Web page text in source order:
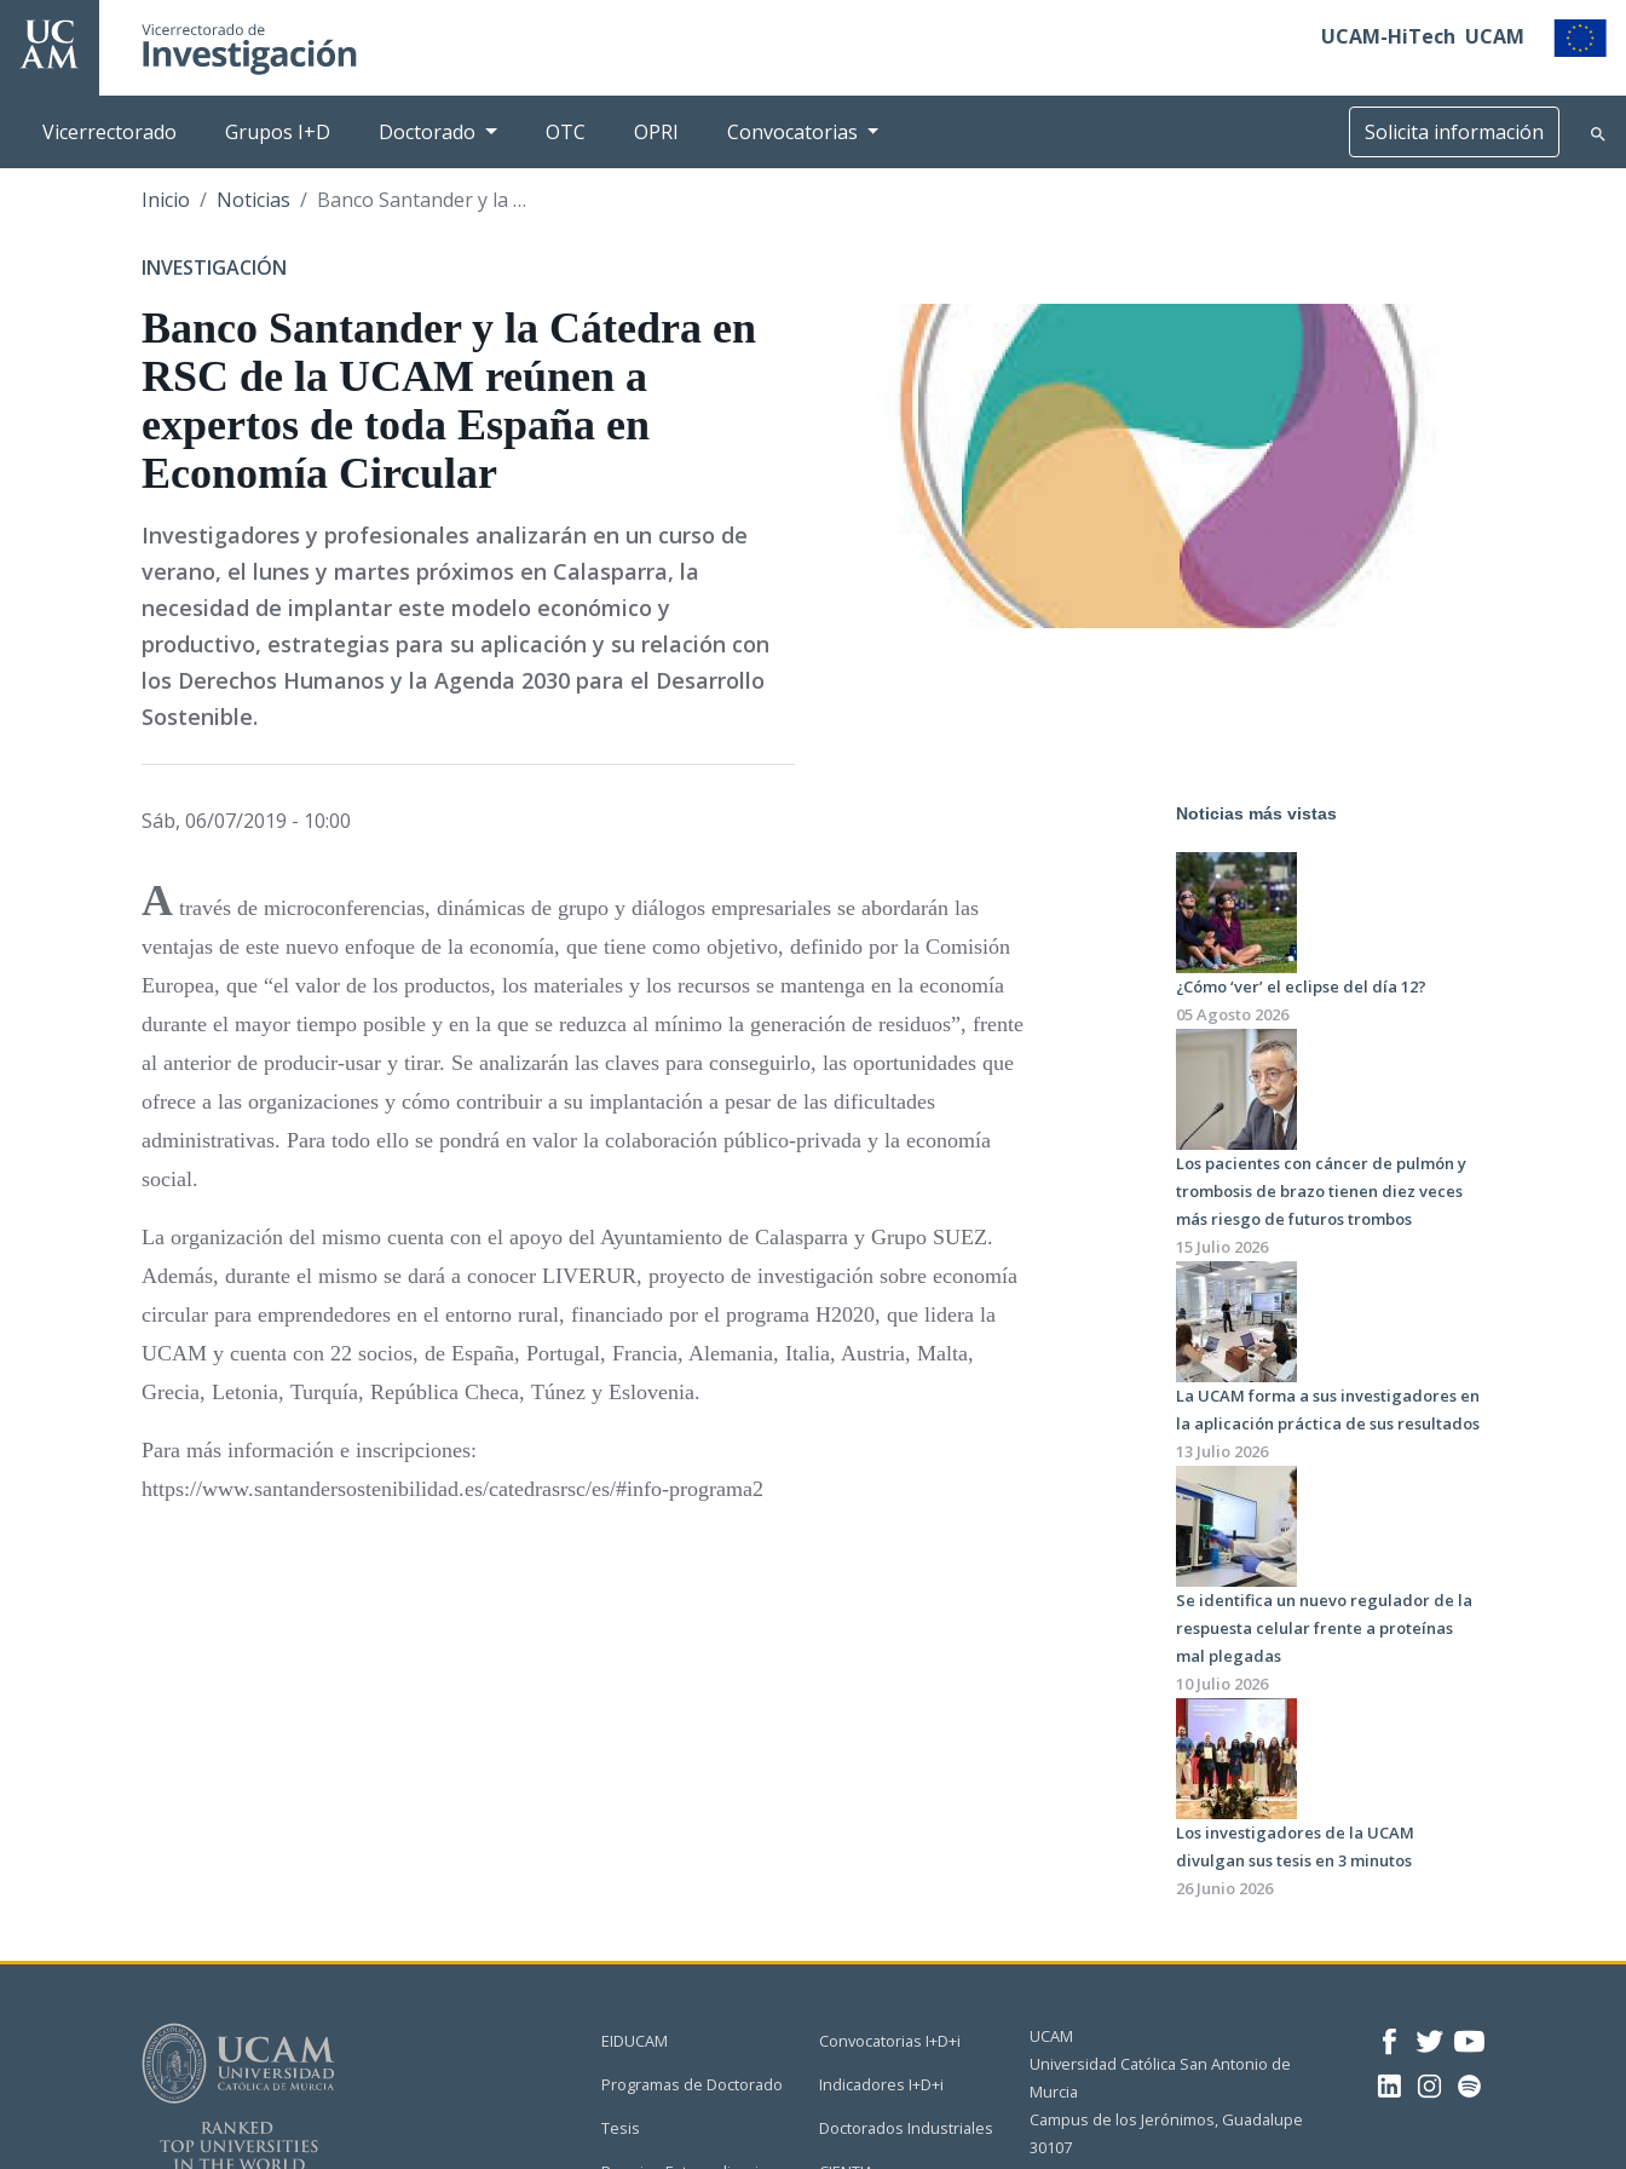
Pasar
principal
UCAM-HiTech UCAM
Vicerrectorado Grupos I+D Doctorado OTC OPRI Convocatorias Solicita información
Inicio Noticias Banco Santander y la Cátedra en RSC de la UCAM reúnen a expertos de toda España en Economía Circular
INVESTIGACIÓN
Banco Santander y la Cátedra en
RSC de la UCAM reúnen a
expertos de toda España en
Economía Circular
Investigadores y profesionales analizarán en un curso de
verano, el lunes y martes próximos en Calasparra, la
necesidad de implantar este modelo económico y
productivo, estrategias para su aplicación y su relación con
los Derechos Humanos y la Agenda 2030 para el Desarrollo
Sostenible.
Sáb, 06/07/2019 - 10:00
A través de microconferencias, dinámicas de grupo y diálogos empresariales se abordarán las
ventajas de este nuevo enfoque de la economía, que tiene como objetivo, definido por la Comisión
Europea, que “el valor de los productos, los materiales y los recursos se mantenga en la economía
durante el mayor tiempo posible y en la que se reduzca al mínimo la generación de residuos”, frente
al anterior de producir-usar y tirar. Se analizarán las claves para conseguirlo, las oportunidades que
ofrece a las organizaciones y cómo contribuir a su implantación a pesar de las dificultades
administrativas. Para todo ello se pondrá en valor la colaboración público-privada y la economía
social.
La organización del mismo cuenta con el apoyo del Ayuntamiento de Calasparra y Grupo SUEZ.
Además, durante el mismo se dará a conocer LIVERUR, proyecto de investigación sobre economía
circular para emprendedores en el entorno rural, financiado por el programa H2020, que lidera la
UCAM y cuenta con 22 socios, de España, Portugal, Francia, Alemania, Italia, Austria, Malta,
Grecia, Letonia, Turquía, República Checa, Túnez y Eslovenia.
Para más información e inscripciones:
https://www.santandersostenibilidad.es/catedrasrsc/es/#info-programa2
Noticias más vistas
¿Cómo ‘ver’ el eclipse del día 12?
05 Agosto 2026
Los pacientes con cáncer de pulmón y
trombosis de brazo tienen diez veces
más riesgo de futuros trombos
15 Julio 2026
La UCAM forma a sus investigadores en
la aplicación práctica de sus resultados
13 Julio 2026
Se identifica un nuevo regulador de la
respuesta celular frente a proteínas
mal plegadas
10 Julio 2026
Los investigadores de la UCAM
divulgan sus tesis en 3 minutos
26 Junio 2026
EIDUCAM
Programas de Doctorado
Tesis
Convocatorias I+D+i
Indicadores I+D+i
Doctorados Industriales
UCAM
Universidad Católica San Antonio de
Murcia
Campus de los Jerónimos, Guadalupe
30107